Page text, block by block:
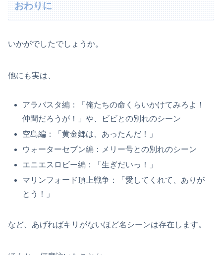
おわりに
いかがでしたでしょうか。
他にも実は、
アラバスタ編：「俺たちの命くらいかけてみろよ！
仲間だろうが！」や、ビビとの別れのシーン
空島編：「黄金郷は、あったんだ！」
ウォーターセブン編：メリー号との別れのシーン
エニエスロビー編：「生ぎだいっ！」
マリンフォード頂上戦争：「愛してくれて、ありが
とう！」
など、あげればキリがないほど名シーンは存在します。